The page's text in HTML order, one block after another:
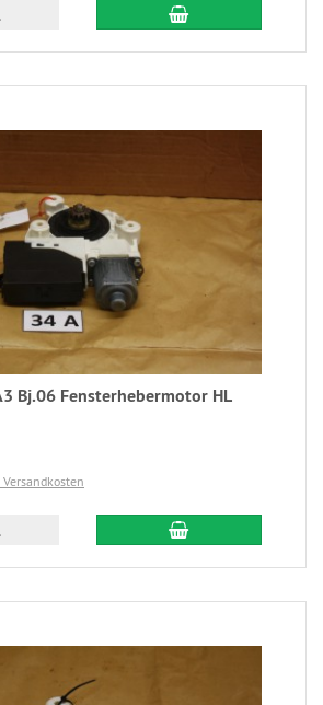
Bj.06 Fensterhebermotor HL
Versandkosten